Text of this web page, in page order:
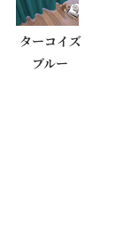
ターコイズ
ブルー